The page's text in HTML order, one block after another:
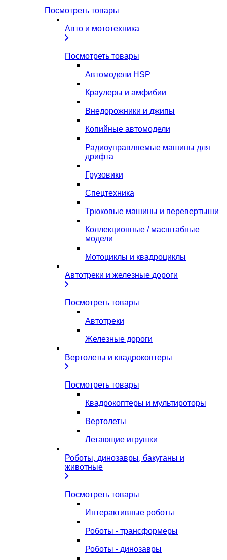
Посмотреть товары
Авто и мототехника
Посмотреть товары
Автомодели HSP
Краулеры и амфибии
Внедорожники и джипы
Копийные автомодели
Радиоуправляемые машины для
дрифта
Грузовики
Спецтехника
Трюковые машины и перевертыши
Коллекционные / масштабные
модели
Мотоциклы и квадроциклы
Автотреки и железные дороги
Посмотреть товары
Автотреки
Железные дороги
Вертолеты и квадрокоптеры
Посмотреть товары
Квадрокоптеры и мультироторы
Вертолеты
Летающие игрушки
Роботы, динозавры, бакуганы и
животные
Посмотреть товары
Интерактивные роботы
Роботы - трансформеры
Роботы - динозавры